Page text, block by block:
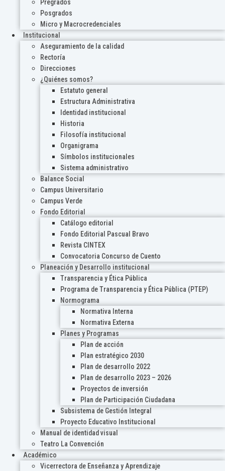
Pregrados
Posgrados
Micro y Macrocredenciales
Institucional
Aseguramiento de la calidad
Rectoría
Direcciones
¿Quiénes somos?
Estatuto general
Estructura Administrativa
Identidad institucional
Historia
Filosofía institucional
Organigrama
Símbolos institucionales
Sistema administrativo
Balance Social
Campus Universitario
Campus Verde
Fondo Editorial
Catálogo editorial
Fondo Editorial Pascual Bravo
Revista CINTEX
Convocatoria Concurso de Cuento
Planeación y Desarrollo institucional
Transparencia y Ética Pública
Programa de Transparencia y Ética Pública (PTEP)
Normograma
Normativa Interna
Normativa Externa
Planes y Programas
Plan de acción
Plan estratégico 2030
Plan de desarrollo 2022
Plan de desarrollo 2023 – 2026
Proyectos de inversión
Plan de Participación Ciudadana
Subsistema de Gestión Integral
Proyecto Educativo Institucional
Manual de identidad visual
Teatro La Convención
Académico
Vicerrectora de Enseñanza y Aprendizaje